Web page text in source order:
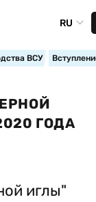
RU
ВСУ
ГОДА